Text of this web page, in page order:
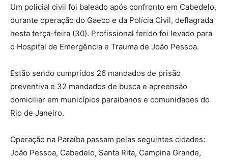
Um policial civil foi baleado após confronto em Cabedelo,
durante operação do Gaeco e da Polícia Civil, deflagrada
nesta terça-feira (30). Profissional ferido foi levado para
o Hospital de Emergência e Trauma de João Pessoa.
Estão sendo cumpridos 26 mandados de prisão
preventiva e 32 mandados de busca e apreensão
domiciliar em municípios paraibanos e comunidades do
Rio de Janeiro.
Operação na Paraíba passam pelas seguintes cidades:
João Pessoa, Cabedelo, Santa Rita, Campina Grande,